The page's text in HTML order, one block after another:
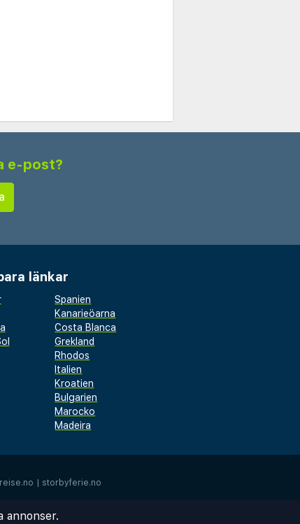
e-post?
länkar
Spanien
Kanarieöarna
Costa Blanca
Grekland
Rhodos
Italien
Kroatien
Bulgarien
Marocko
Madeira
storbyferie.no
annonser.